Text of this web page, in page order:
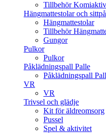
Tillbehör Komiaktiv
Hängmattestolar och
Hängmattestolar
Tillbehör
Gungor
Pulkor
Pulkor
Påklädningspall Palle
Påklädningspall
VR
VR
Trivsel och glädje
Kit för äldreomsorg
Pussel
Spel & aktivitet